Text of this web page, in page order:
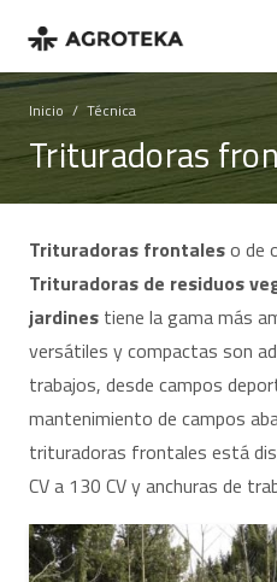
Inicio / Técnica
Trituradoras
Trituradoras frontaleso de
Trituradoras de residuos
jardines tiene la gama más
versátiles y compactas son
trabajos, desde campos
mantenimiento de campos
trituradoras frontales está
CV a 130 CV y anchuras de